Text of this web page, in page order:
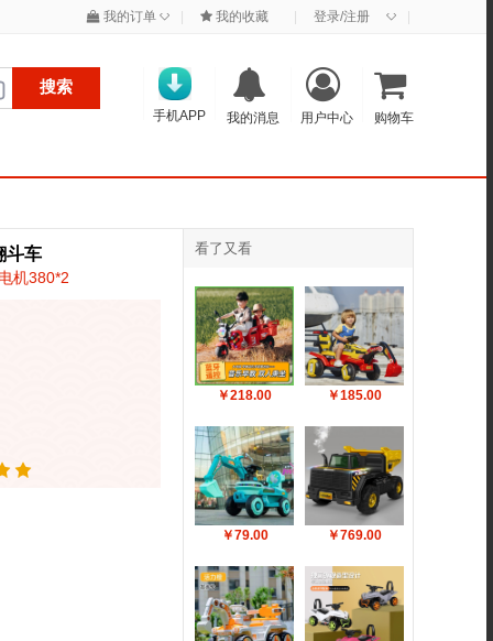
我的订单 ◇ 我的收藏 登录/注册 ◇
搜索
购物车
用户中心
我的消息
手机APP
斗车
机380*2
看了又看
￥218.00 ￥185.00
￥79.00 ￥769.00